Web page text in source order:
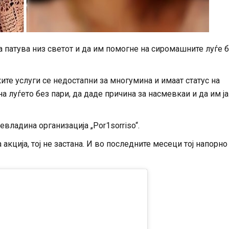
низ светот и да им помогне на сиромашните луѓе
услуги се недостапни за многумина и имаат статус на
луѓето без пари, да даде причина за насмевкаи и да им ја
организација „Por1sorriso“.
тој не застана. И во последните месеци тој напорно